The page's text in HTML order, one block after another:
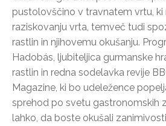
pustolovščino v travnatem vrtu, ki
raziskovanju vrta, temveč tudi
rastlin in njihovemu okušanju.
Hadobás, ljubiteljica gurmanske
rastlin in redna sodelavka revije
Magazine, ki bo udeležence
sprehod po svetu gastronomskih
lahko, da boste okušali